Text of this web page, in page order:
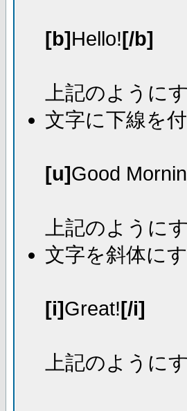
[b]Hello![/b]
上記のように
文字に下線を
[u]Good
上記のように
文字を斜体に
[i]Great![/i]
上記のように